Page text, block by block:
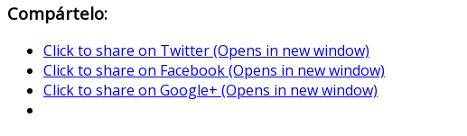
Compártelo:
Click to share on Twitter (Opens in new window)
Click to share on Facebook (Opens in new window)
Click to share on Google+ (Opens in new window)